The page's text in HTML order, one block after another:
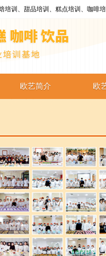
训、甜品培训、糕点培训、咖啡
欧艺简介 欧
烘
咖
奶
饮
调